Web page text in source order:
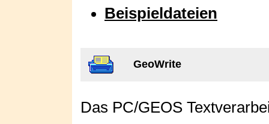
Beispieldateien
GeoWrite
Das PC/GEOS